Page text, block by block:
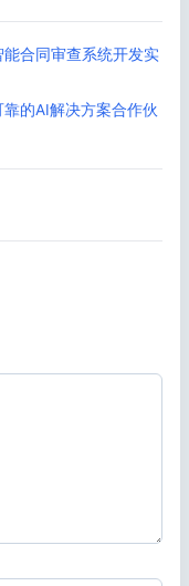
合同审查系统开发实
的AI解决方案合作伙